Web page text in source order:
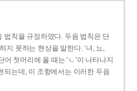
칙을 규정하였다. 두음 법칙은 단
지 못하는 현상을 말한다. ‘녀, 뇨,
첫머리에 올 때는 ‘ㄴ’이 나타나지
되는데, 이 조항에서는 이러한 두음